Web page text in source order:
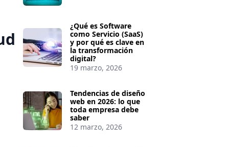
¿Qué es Software
como Servicio (SaaS)
y por qué es clave en
la transformación
digital?
19 marzo, 2026
Tendencias de diseño
web en 2026: lo que
toda empresa debe
saber
12 marzo, 2026